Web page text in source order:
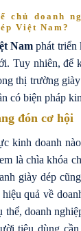
chủ doanh
Việt Nam?
Nam phát triển
Tuy nhiên, để
thị trường
có biện pháp
đón cơ hội
kinh doanh
là chìa khóa
giày dép
quả về
thể, doanh